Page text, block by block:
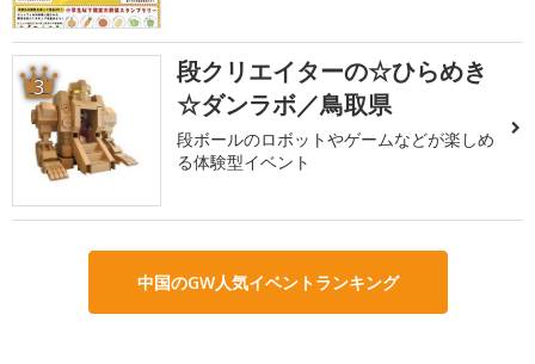
3
段クリエイターの☆ひらめき
☆ダンラボ／鳥取県
段ボールのロボットやゲームなどが楽しめ
る体験型イベント
中国のGW人気イベントランキング